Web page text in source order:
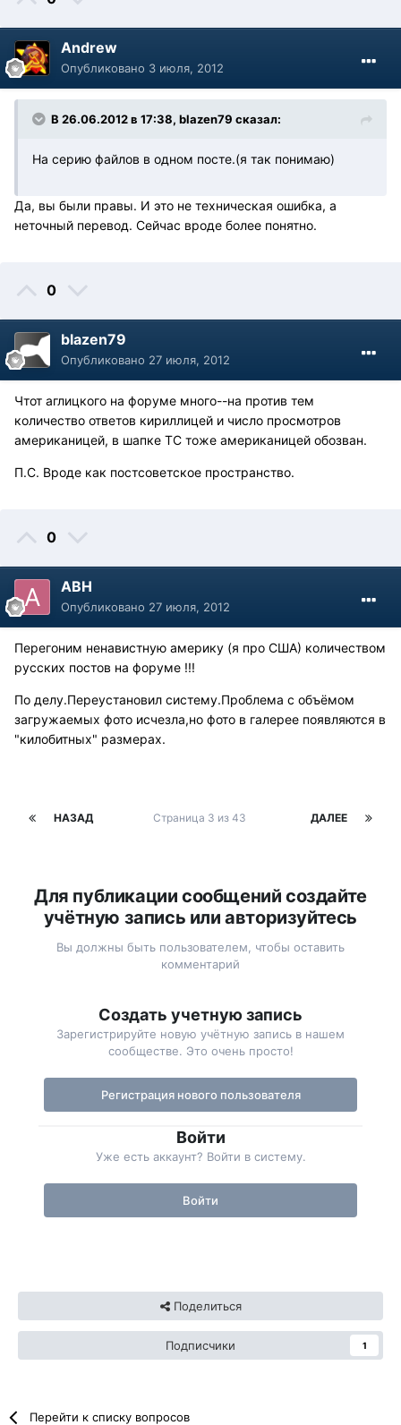
Andrew
Опубликовано 3 июля, 2012
В 26.06.2012 в 17:38, blazen79 сказал:
На серию файлов в одном посте.(я так понимаю)
Да, вы были правы. И это не техническая ошибка, а
неточный перевод. Сейчас вроде более понятно.
0
blazen79
Опубликовано 27 июля, 2012
Чтот аглицкого на форуме много--на против тем
количество ответов кириллицей и число просмотров
американицей, в шапке ТС тоже американицей обозван.
П.С. Вроде как постсоветское пространство.
0
АВН
Опубликовано 27 июля, 2012
Перегоним ненавистную америку (я про США) количеством
русских постов на форуме !!!
По делу.Переустановил систему.Проблема с объёмом
загружаемых фото исчезла,но фото в галерее появляются в
"килобитных" размерах.
НАЗАД ДАЛЕЕ
Страница 3 из 43
Для публикации сообщений создайте
учётную запись или авторизуйтесь
Вы должны быть пользователем, чтобы оставить
комментарий
Создать учетную запись
Зарегистрируйте новую учётную запись в нашем
сообществе. Это очень просто!
Регистрация нового пользователя
Войти
Уже есть аккаунт? Войти в систему.
Войти
Поделиться
Подписчики 1
Перейти к списку вопросов